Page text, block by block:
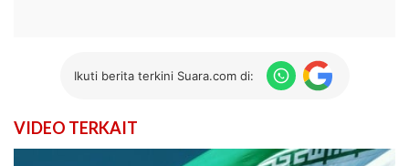
Ikuti berita terkini Suara.com di:
VIDEO TERKAIT